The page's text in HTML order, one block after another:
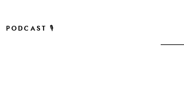
PODCAST 🎙